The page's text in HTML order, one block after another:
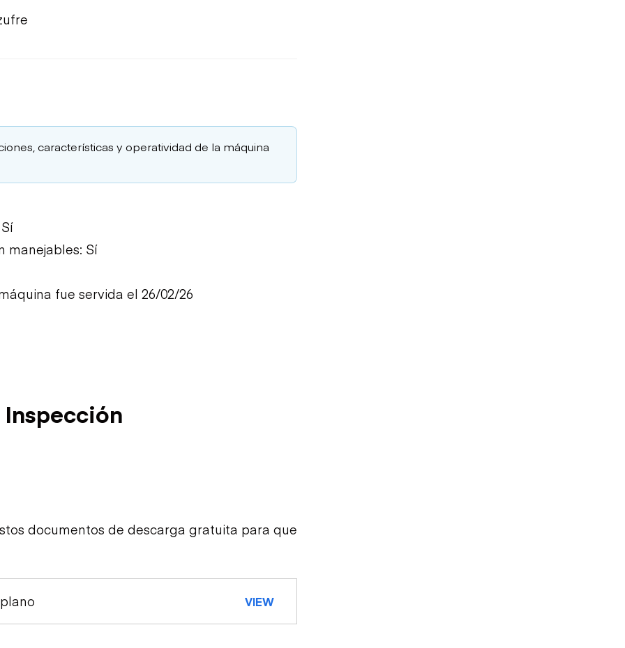
características y operatividad de la máquina
manejables: Sí
fue servida el 26/02/26
documentos de descarga gratuita para que
VIEW